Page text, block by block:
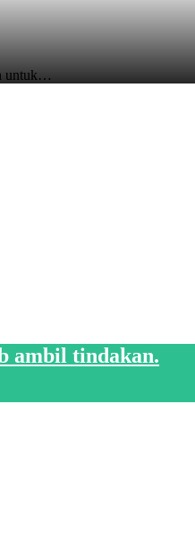
untuk…
ambil tindakan.